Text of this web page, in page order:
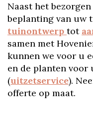
Naast het
beplanting van uw
tuinontwerp tot
samen met
kunnen we voor u
en de planten
(uitzetservice).
offerte op maat.